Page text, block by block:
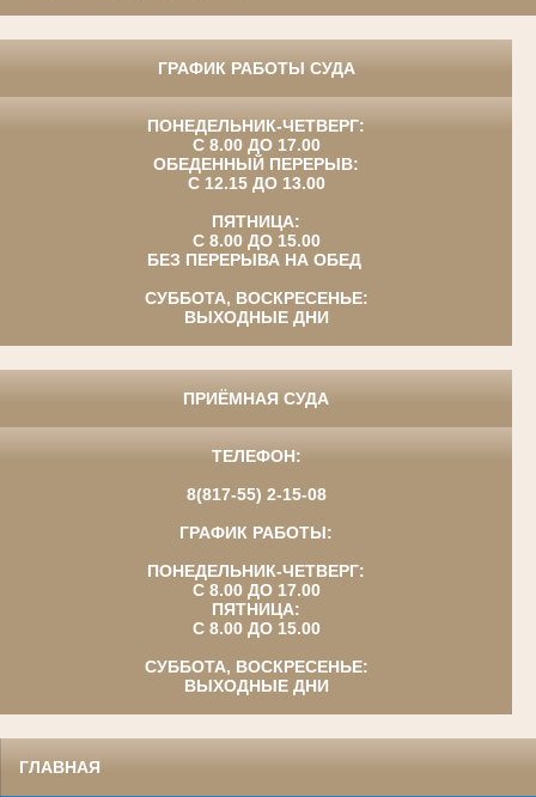
ГРАФИК РАБОТЫ СУДА
ПОНЕДЕЛЬНИК-ЧЕТВЕРГ:
С 8.00 ДО 17.00
ОБЕДЕННЫЙ ПЕРЕРЫВ:
С 12.15 ДО 13.00
ПЯТНИЦА:
С 8.00 ДО 15.00
БЕЗ ПЕРЕРЫВА НА ОБЕД
СУББОТА, ВОСКРЕСЕНЬЕ:
ВЫХОДНЫЕ ДНИ
ПРИЁМНАЯ СУДА
ТЕЛЕФОН:
8(817-55) 2-15-08
ГРАФИК РАБОТЫ:
ПОНЕДЕЛЬНИК-ЧЕТВЕРГ:
С 8.00 ДО 17.00
ПЯТНИЦА:
С 8.00 ДО 15.00
СУББОТА, ВОСКРЕСЕНЬЕ:
ВЫХОДНЫЕ ДНИ
ГЛАВНАЯ